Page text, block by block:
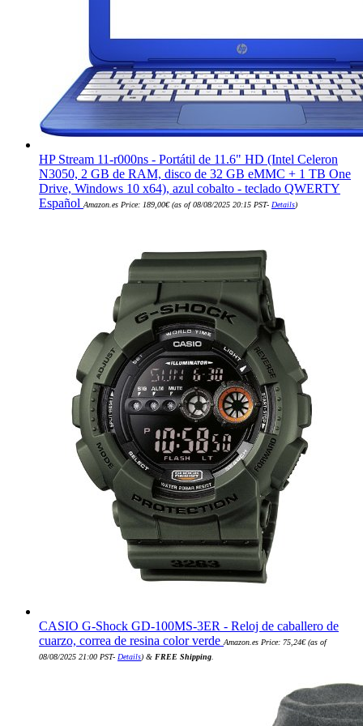
HP Stream 11-r000ns - Portátil de 11.6" HD (Intel Celeron
N3050, 2 GB de RAM, disco de 32 GB eMMC + 1 TB One
Drive, Windows 10 x64), azul cobalto - teclado QWERTY
Español Amazon.es Price: 189,00€(as of 08/08/2025 20:15 PST- Details)
CASIO G-Shock GD-100MS-3ER - Reloj de caballero de
cuarzo, correa de resina color verde Amazon.es Price: 75,24€(as of
08/08/2025 21:00 PST- Details) & FREE Shipping